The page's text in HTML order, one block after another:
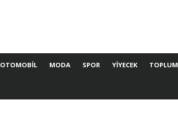
OTOMOBIL MODA SPOR YIYECEK TOPLUM